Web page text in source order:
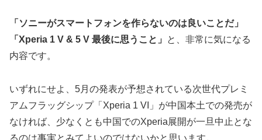
「ソニーがスマートフォンを作らないのは良いことだ」
「Xperia 1 V & 5 V 最後に思うこと」
と、非常に気になる
内容です。
いずれにせよ、5月の発表が予想されている次世代プレミ
アムフラッグシップ「Xperia 1 VI」が中国本土での発売が
なければ、少なくとも中国でのXperia展開が一旦中止とな
るのは事実とみてよいのではないかと思います。